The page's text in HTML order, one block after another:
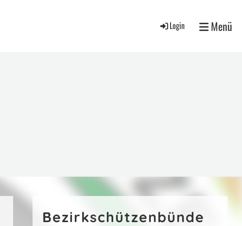
Login Menü
Bezirkschützenbünde